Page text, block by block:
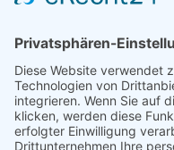
Fotos und Logos
Presseaussendungen
Presse
Presseinformationen abonnieren